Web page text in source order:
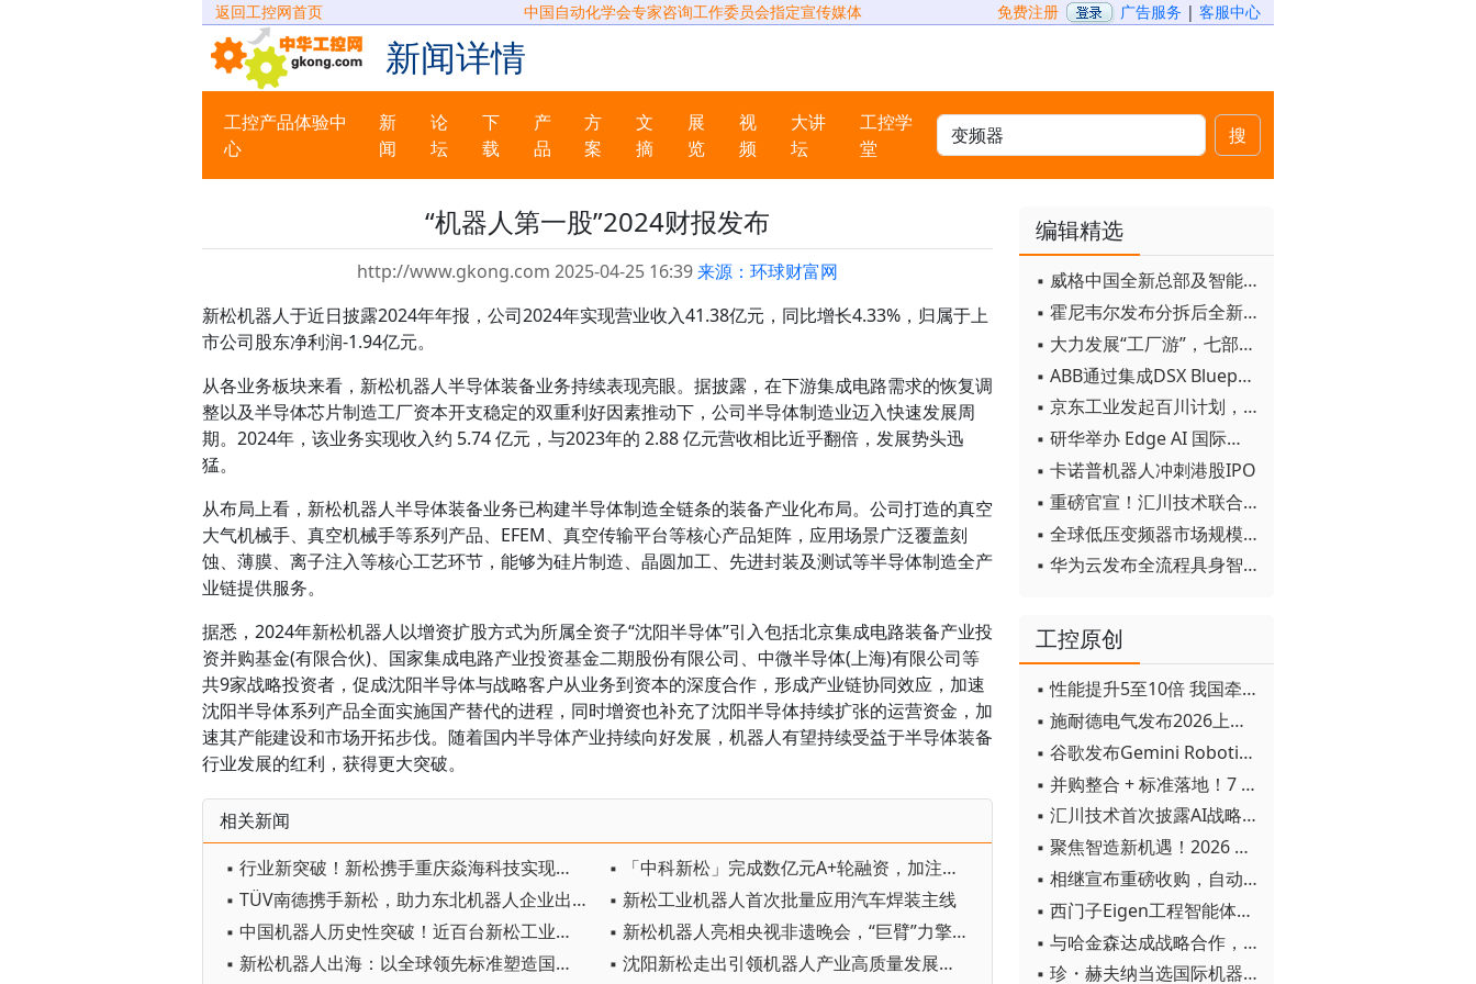
返回工控网首页 中国自动化学会专家咨询工作委员会指定宣传媒体 免费注册 广告服务 | 客服中心
新闻详情
工控产品体验中
心
新
闻
论
坛
下
载
产
品
方
案
文
摘
展
览
视
频
大讲
坛
工控学
堂
搜
“机器人第一股”2024财报发布
http://www.gkong.com 2025-04-25 16:39来源：环球财富网
新松机器人于近日披露2024年年报，公司2024年实现营业收入41.38亿元，同比增长4.33%，归属于上
市公司股东净利润-1.94亿元。
从各业务板块来看，新松机器人半导体装备业务持续表现亮眼。据披露，在下游集成电路需求的恢复调
整以及半导体芯片制造工厂资本开支稳定的双重利好因素推动下，公司半导体制造业迈入快速发展周
期。2024年，该业务实现收入约 5.74 亿元，与2023年的 2.88 亿元营收相比近乎翻倍，发展势头迅
猛。
从布局上看，新松机器人半导体装备业务已构建半导体制造全链条的装备产业化布局。公司打造的真空
大气机械手、真空机械手等系列产品、EFEM、真空传输平台等核心产品矩阵，应用场景广泛覆盖刻
蚀、薄膜、离子注入等核心工艺环节，能够为硅片制造、晶圆加工、先进封装及测试等半导体制造全产
业链提供服务。
据悉，2024年新松机器人以增资扩股方式为所属全资子“沈阳半导体”引入包括北京集成电路装备产业投
资并购基金(有限合伙)、国家集成电路产业投资基金二期股份有限公司、中微半导体(上海)有限公司等
共9家战略投资者，促成沈阳半导体与战略客户从业务到资本的深度合作，形成产业链协同效应，加速
沈阳半导体系列产品全面实施国产替代的进程，同时增资也补充了沈阳半导体持续扩张的运营资金，加
速其产能建设和市场开拓步伐。随着国内半导体产业持续向好发展，机器人有望持续受益于半导体装备
行业发展的红利，获得更大突破。
相关新闻
▪ 行业新突破！新松携手重庆焱海科技实现电力铁塔塔脚等级焊缝智能焊接
▪ 「中科新松」完成数亿元A+轮融资，加注工业具身智能赛道
▪ TÜV南德携手新松，助力东北机器人企业出海合规破局
▪ 新松工业机器人首次批量应用汽车焊装主线
▪ 中国机器人历史性突破！近百台新松工业机器人在吉利汽车焊装主线大规模应用
▪ 新松机器人亮相央视非遗晚会，“巨臂”力擎千年苗鼓惊艳全国
▪ 新松机器人出海：以全球领先标准塑造国际竞争力
▪ 沈阳新松走出引领机器人产业高质量发展新路径
编辑精选
▪ 威格中国全新总部及智能工厂启用
▪ 霍尼韦尔发布分拆后全新品牌：霍尼韦尔科技与霍尼韦尔航空航天
▪ 大力发展“工厂游”，七部门联合发文！
▪ ABB通过集成DSX Blueprint AI基础设施，扩大与英伟达的合作
▪ 京东工业发起百川计划， 构建工业大模型新生态
▪ 研华举办 Edge AI 国际论坛
▪ 卡诺普机器人冲刺港股IPO
▪ 重磅官宣！汇川技术联合发起 D12 联盟，开创产教融合新范式
▪ 全球低压变频器市场规模2030年将超170亿美元
▪ 华为云发布全流程具身智能开发平台CloudRobo
工控原创
▪ 性能提升5至10倍 我国牵头制定的WiTSnet工业以太网国际标准正式发布
▪ 施耐德电气发布2026上半年可持续发展成绩单 "Impact 2030"路线图开局稳健
▪ 谷歌发布Gemini Robotics 2模型 实现人形机器人全身智能控制突破
▪ 并购整合 + 标准落地！7 月工业自动化产业动态速递
▪ 汇川技术首次披露AI战略进展：从两个方面推动“AI业务化”落地
▪ 聚焦智造新机遇！2026 青岛数字化及智能制造技术论坛圆满落幕
▪ 相继宣布重磅收购，自动化巨头新一轮并购潮剑指何方？
▪ 西门子Eigen工程智能体落地中国，工业AI跨越物理世界“确定性”拐点
▪ 与哈金森达成战略合作，乐聚机器人何以持续获得工业巨头青睐？
▪ 珍・赫夫纳当选国际机器人联合会新任主席